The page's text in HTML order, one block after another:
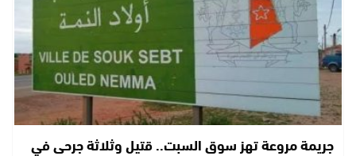
جريمة مروعة تهز سوق السبت.. قتيل وثلاثة جرحى في